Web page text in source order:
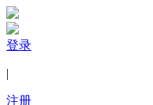
登录
|
注册